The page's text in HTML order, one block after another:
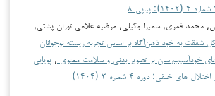
محمد قمری, سمیرا وکیلی, مرضیه غلامی توران پشتی,
شفقت به خود ذهن‌آگاه بر اساس تجربه زیسته نوجوانان
خودآسیب‌رسان بر تصویر بدنی و سلامت معنوی , پویایی
های خلقی: دوره ۴ شماره ۳ (۱۴۰۴)